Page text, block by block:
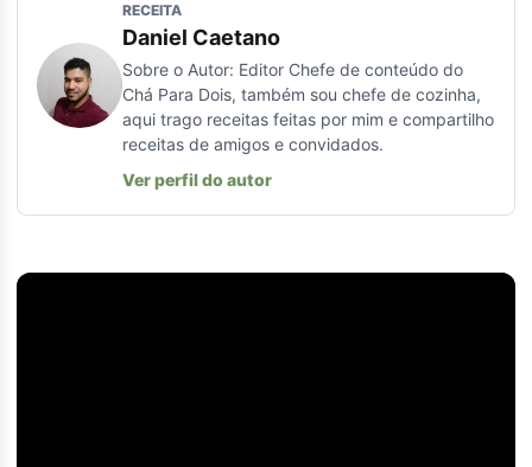
RECEITA
Daniel Caetano
Sobre o Autor: Editor Chefe de conteúdo do
Chá Para Dois, também sou chefe de cozinha,
aqui trago receitas feitas por mim e compartilho
receitas de amigos e convidados.
Ver perfil do autor